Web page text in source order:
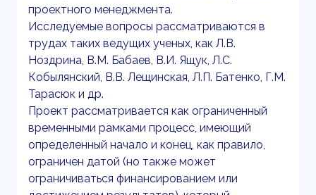
проектного менеджмента.
Исследуемые вопросы рассматриваются в
трудах таких ведущих ученых, как Л.В.
Ноздрина, В.М. Бабаев, В.И. Ящук, Л.С.
Кобылянский, В.В. Лещинская, Л.П. Батенко, Г.М.
Тарасюк и др.
Проект рассматривается как ограниченный
временными рамками процесс, имеющий
определенный начало и конец, как правило,
ограничен датой (но также может
ограничиваться финансированием или